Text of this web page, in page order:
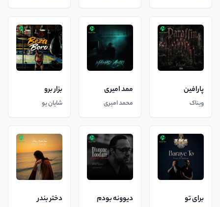
پارافین
ویناک
ممد امیری
محمد امیری
بزار برو
شایان یو
برای تو دیوونه بودم دختر بندر